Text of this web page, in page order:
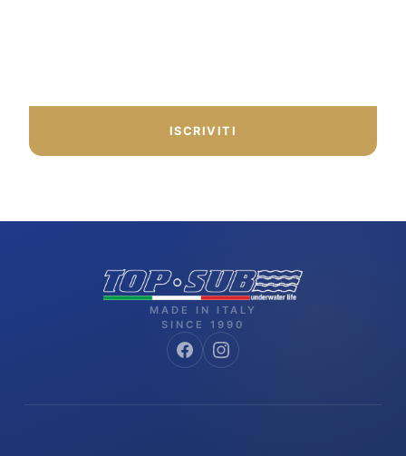
ISCRIVITI
MADE IN ITALY
SINCE 1990